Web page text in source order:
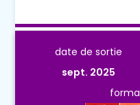
date de sortie
sept. 2025